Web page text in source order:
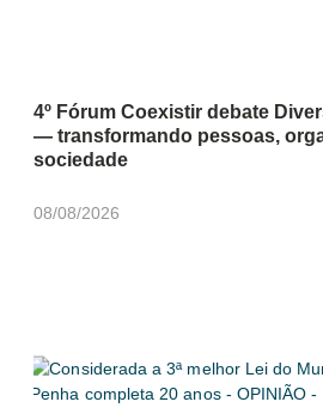
4º Fórum Coexistir debate
— transformando pessoas,
sociedade
08/08/2026